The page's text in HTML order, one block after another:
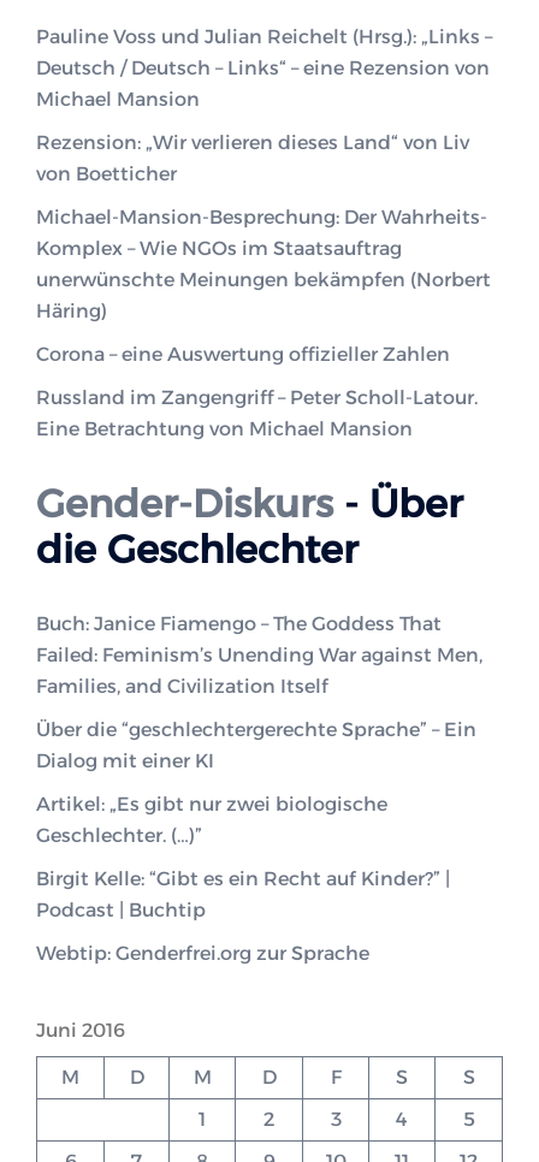
Pauline Voss und Julian Reichelt (Hrsg.): „Links –
Deutsch / Deutsch – Links“ – eine Rezension von
Michael Mansion
Rezension: „Wir verlieren dieses Land“ von Liv
von Boetticher
Michael-Mansion-Besprechung: Der Wahrheits-
Komplex – Wie NGOs im Staatsauftrag
unerwünschte Meinungen bekämpfen (Norbert
Häring)
Corona – eine Auswertung offizieller Zahlen
Russland im Zangengriff – Peter Scholl-Latour.
Eine Betrachtung von Michael Mansion
Gender-Diskurs- Über
die Geschlechter
Buch: Janice Fiamengo – The Goddess That
Failed: Feminism’s Unending War against Men,
Families, and Civilization Itself
Über die “geschlechtergerechte Sprache” – Ein
Dialog mit einer KI
Artikel: „Es gibt nur zwei biologische
Geschlechter. (…)”
Birgit Kelle: “Gibt es ein Recht auf Kinder?” |
Podcast | Buchtip
Webtip: Genderfrei.org zur Sprache
Juni 2016
M D M D F S
S
1
2 3 4
5